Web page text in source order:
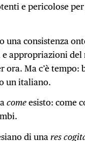
e pericolose
una consistenza
appropriazioni del
Ma c’è tempo:
un italiano.
comeesisto: come
di una res